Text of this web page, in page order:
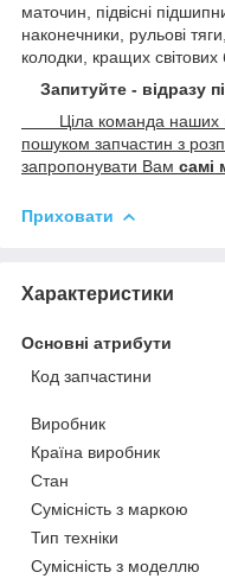
маточин, підвісні
наконечники, рульові
колодки, кращих світових
Запитуйте - відразу
Ціла команда наших
пошуком запчастин з
запропонувати Вам самі
Приховати
Характеристики
Основні атрибути
Код запчастини
Виробник
Країна виробник
Стан
Сумісність з маркою
Тип техніки
Сумісність з моделлю